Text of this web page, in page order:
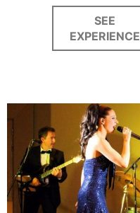
SEE
EXPERIENCE